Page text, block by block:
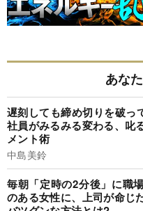
あな
遅刻しても締め切りを破っ
社員がみるみる変わる、叱
メント術
中島美鈴
毎朝「定時の2分後」に職
のある女性に、上司が命じ